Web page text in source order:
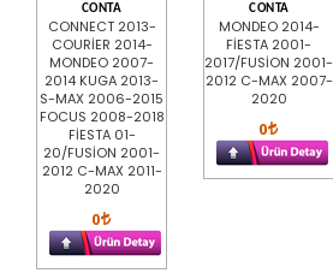
CONTA
CONNECT 2013-
COURİER 2014-
MONDEO 2007-
2014 KUGA 2013-
S-MAX 2006-2015
FOCUS 2008-2018
FİESTA 01-
20/FUSİON 2001-
2012 C-MAX 2011-
2020
0
CONTA
MONDEO 2014-
FİESTA 2001-
2017/FUSİON 2001-
2012 C-MAX 2007-
2020
0